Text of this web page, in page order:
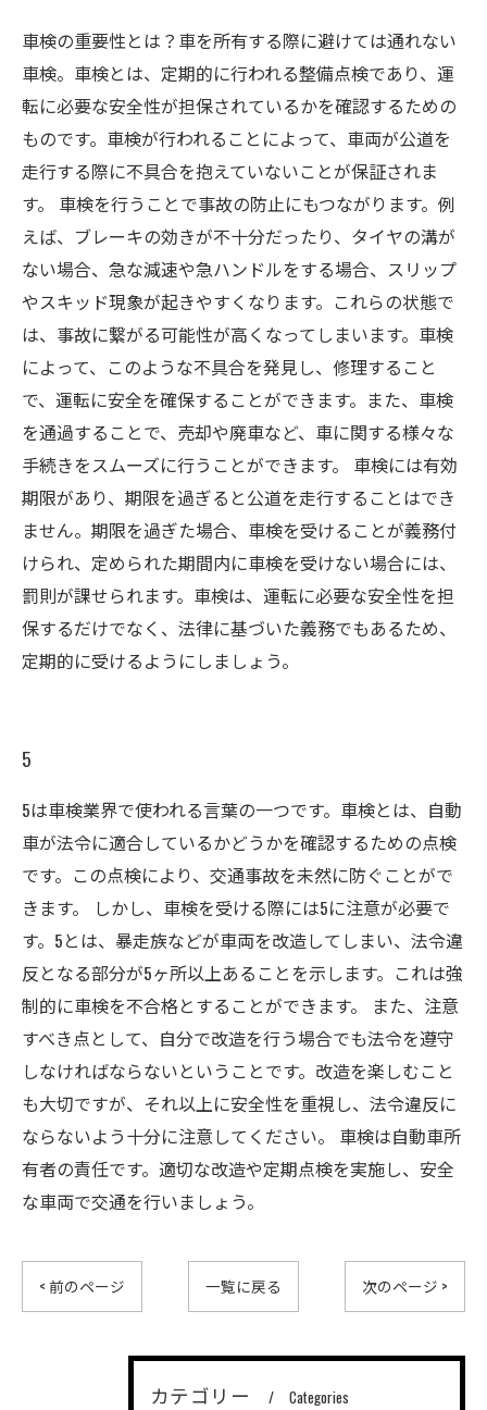
車検の重要性とは？車を所有する際に避けては通れない
車検。車検とは、定期的に行われる整備点検であり、運
転に必要な安全性が担保されているかを確認するための
ものです。車検が行われることによって、車両が公道を
走行する際に不具合を抱えていないことが保証されま
す。 車検を行うことで事故の防止にもつながります。例
えば、ブレーキの効きが不十分だったり、タイヤの溝が
ない場合、急な減速や急ハンドルをする場合、スリップ
やスキッド現象が起きやすくなります。これらの状態で
は、事故に繋がる可能性が高くなってしまいます。車検
によって、このような不具合を発見し、修理すること
で、運転に安全を確保することができます。また、車検
を通過することで、売却や廃車など、車に関する様々な
手続きをスムーズに行うことができます。 車検には有効
期限があり、期限を過ぎると公道を走行することはでき
ません。期限を過ぎた場合、車検を受けることが義務付
けられ、定められた期間内に車検を受けない場合には、
罰則が課せられます。車検は、運転に必要な安全性を担
保するだけでなく、法律に基づいた義務でもあるため、
定期的に受けるようにしましょう。
5
5は車検業界で使われる言葉の一つです。車検とは、自動
車が法令に適合しているかどうかを確認するための点検
です。この点検により、交通事故を未然に防ぐことがで
きます。 しかし、車検を受ける際には5に注意が必要で
す。5とは、暴走族などが車両を改造してしまい、法令違
反となる部分が5ヶ所以上あることを示します。これは強
制的に車検を不合格とすることができます。 また、注意
すべき点として、自分で改造を行う場合でも法令を遵守
しなければならないということです。改造を楽しむこと
も大切ですが、それ以上に安全性を重視し、法令違反に
ならないよう十分に注意してください。 車検は自動車所
有者の責任です。適切な改造や定期点検を実施し、安全
な車両で交通を行いましょう。
< 前のページ 一覧に戻る 次のページ >
カテゴリー Categories